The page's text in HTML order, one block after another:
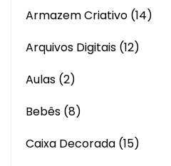
Armazem Criativo (14)
Arquivos Digitais (12)
Aulas (2)
Bebês (8)
Caixa Decorada (15)